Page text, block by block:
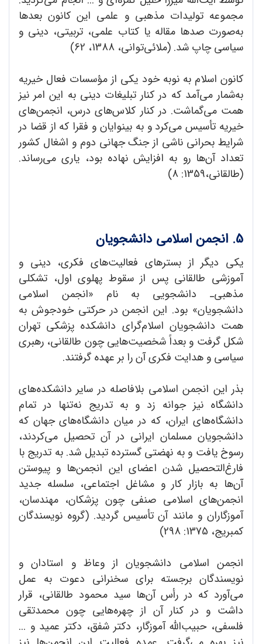
مجموعه تولیدات مذهبی و علمی این کانون بعدها
به‌صورت صدها مقاله یا کتاب علمی، تربیتی، دینی و
سیاسی چاپ شد. (ملائی‌توانی، 1388، 62)
کانون اسلام به نوبه خود یکی از مؤسسات فعال خیریه
به‌شمار می‌آمد که در کنار تبلیغات دینی به این امر نیز
همت می‌گماشت. در کنار کلاس‌های درس، انجمن‌های
خیریه تأسیس می‌کرد و به بینوایان و فقرا که از قضا در
شرایط بحرانی ناشی از جنگ جهانی دوم و اشغال کشور
تعداد آن‌ها رو به افزایش نهاده بود، یاری می‌رساند.
(طالقانی،‌1359: 8)
5. انجمن اسلامی دانشجویان
یکی دیگر از بسترهای فعالیت‌های فکری، دینی و
آموزشی طالقانی پس از سقوط پهلوی اول، تشکلی
مذهبی‌ـ دانشجویی به نام «انجمن اسلامی
دانشجویان» بود. این انجمن در حرکتی خودجوش به
همت دانشجویان اسلام‌گرای دانشکده پزشکی تهران
شکل گرفت و بعداً شخصیت‌هایی چون طالقانی، رهبری
سیاسی و هدایت فکری آن را بر عهده گرفتند.
بذر این انجمن اسلامی بلافاصله در سایر دانشکده‌های
دانشگاه نیز جوانه زد و به تدریج نه‌تنها در تمام
دانشگاه‌های ایران، که در میان دانشگاه‌های جهان که
دانشجویان مسلمان ایرانی در آن تحصیل می‌کردند،
رسوخ یافت و به نهضتی گسترده تبدیل شد. به تدریج با
فارغ‌التحصیل شدن اعضای این انجمن‌ها و پیوستن
آن‌ها به بازار کار و مشاغل اجتماعی، سلسله جدید
انجمن‌های اسلامی صنفی چون پزشکان، مهندسان،
آموزگاران و مانند آن تأسیس گردید. (گروه نویسندگان
کمبریج، 1375: 298)
انجمن اسلامی دانشجویان از وعاظ و استادان و
نویسندگان برجسته برای سخنرانی دعوت به عمل
می‌آورد که در رأس آن‌ها سید محمود طالقانی، قرار
داشت و در کنار آن‌ از چهره‌هایی چون محمدتقی
فلسفی، حبیب‌الله آموزگار، دکتر شفق، دکتر عمید و ...